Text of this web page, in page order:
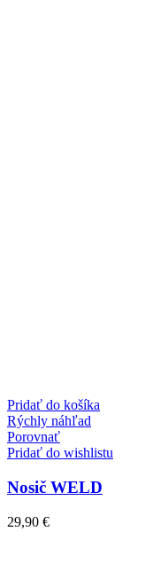
Pridať do košíka
Rýchly náhľad
Porovnať
Pridať do wishlistu
Nosič WELD
29,90 €